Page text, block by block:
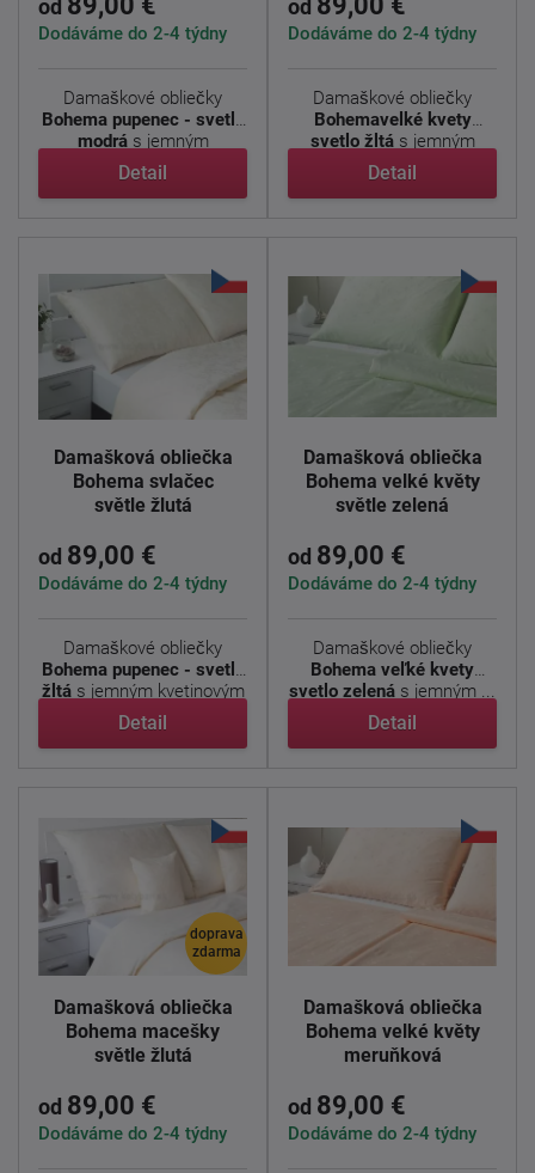
od
Dodáváme do 2-4 týdny
Damaškové obliečky
Bohema pupenec - svetlo
modrás jemným
kvetinovým ...
Detail
od
Dodáváme do 2-4 týdny
Damaškové obliečky
Bohemavelké kvety
svetlo žltás jemným
kvetinovým ...
Detail
Damašková obliečka
Bohema svlačec
světle žlutá
od 89,00 €
Dodáváme do 2-4 týdny
Damaškové obliečky
Bohema pupenec - svetlo
žltás jemným kvetinovým
...
Detail
Damašková obliečka
Bohema velké květy
světle zelená
od 89,00 €
Dodáváme do 2-4 týdny
Damaškové obliečky
Bohema veľké kvety
svetlo zelená s jemným ...
Detail
doprava
zdarma
Damašková obliečka
Bohema macešky
světle žlutá
od 89,00 €
Dodáváme do 2-4 týdny
Damašková obliečka
Bohema velké květy
meruňková
od 89,00 €
Dodáváme do 2-4 týdny